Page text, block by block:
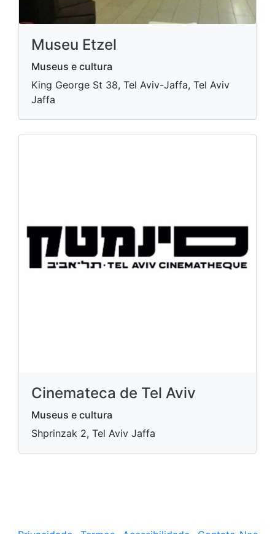
Museu Etzel
Museus e cultura
King George St 38, Tel Aviv-Jaffa, Tel Aviv
Jaffa
Cinemateca de Tel Aviv
Museus e cultura
Shprinzak 2, Tel Aviv Jaffa